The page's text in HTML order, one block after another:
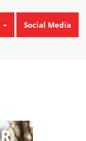
Social Media